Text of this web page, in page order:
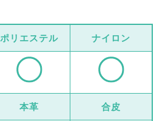
ポリエステル ナイロン
本革 合皮